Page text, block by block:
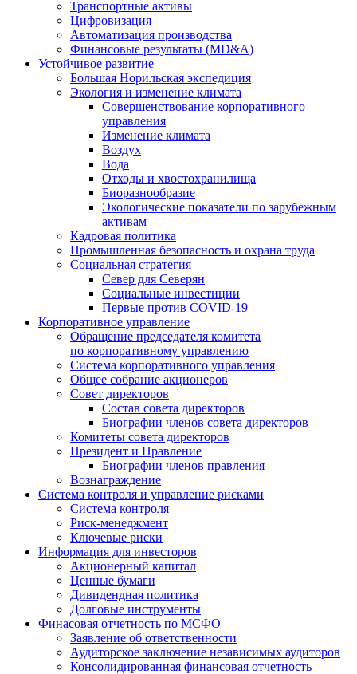
Транспортные активы
Цифровизация
Автоматизация производства
Финансовые результаты (MD&A)
Устойчивое развитие
Большая Норильская экспедиция
Экология и изменение климата
Совершенствование корпоративного
управления
Изменение климата
Воздух
Вода
Отходы и хвостохранилища
Биоразнообразие
Экологические показатели по зарубежным
активам
Кадровая политика
Промышленная безопасность и охрана труда
Социальная стратегия
Север для Северян
Социальные инвестиции
Первые против COVID‑19
Корпоративное управление
Обращение председателя комитета
по корпоративному управлению
Система корпоративного управления
Общее собрание акционеров
Совет директоров
Состав совета директоров
Биографии членов совета директоров
Комитеты совета директоров
Президент и Правление
Биографии членов правления
Вознаграждение
Система контроля и управление рисками
Система контроля
Риск-менеджмент
Ключевые риски
Информация для инвесторов
Акционерный капитал
Ценные бумаги
Дивидендная политика
Долговые инструменты
Финасовая отчетность по МСФО
Заявление об ответственности
Аудиторское заключение независимых аудиторов
Консолидированная финансовая отчетность